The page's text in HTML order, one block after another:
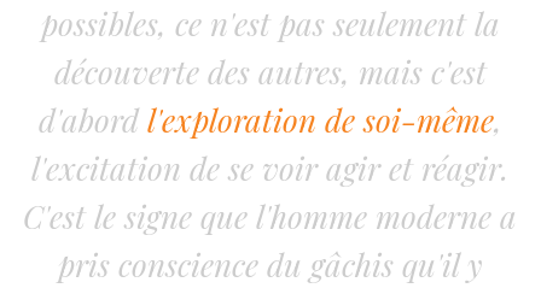
possibles, ce n'est pas seulement la
découverte des autres, mais c'est
d'abord l'exploration de soi-même,
l'excitation de se voir agir et réagir.
C'est le signe que l'homme moderne a
pris conscience du gâchis qu'il y